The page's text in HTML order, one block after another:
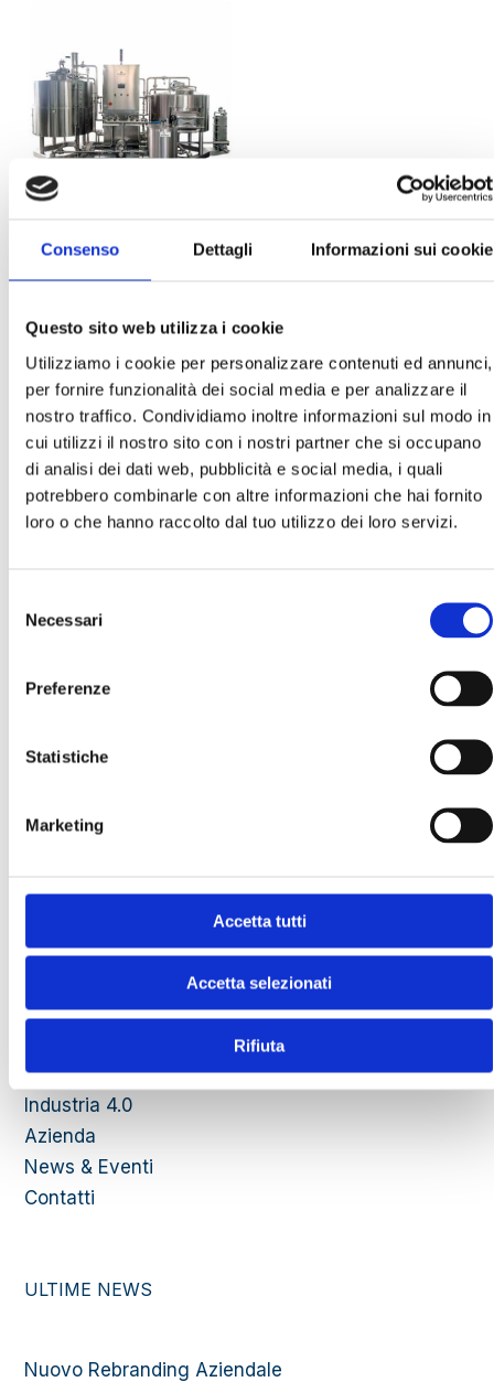
Consenso Dettagli Informazioni sui cookie
Questo sito web utilizza i cookie
Utilizziamo i cookie per personalizzare contenuti ed annunci,
per fornire funzionalità dei social media e per analizzare il
nostro traffico. Condividiamo inoltre informazioni sul modo in
cui utilizzi il nostro sito con i nostri partner che si occupano
di analisi dei dati web, pubblicità e social media, i quali
potrebbero combinarle con altre informazioni che hai fornito
loro o che hanno raccolto dal tuo utilizzo dei loro servizi.
delNecessari
Preferenze
Statistiche
Marketing
Accetta tutti
Accetta selezionati
Rifiuta
Impianto Birra
mod. Compact Pro
IT
MENU
Produzione
Industria 4.0
Azienda
News & Eventi
Contatti
ULTIME NEWS
Nuovo Rebranding Aziendale